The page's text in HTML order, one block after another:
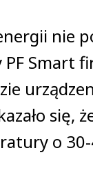
nie
Smart
się,
o 30-